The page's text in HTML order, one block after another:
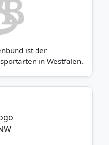
ist der
in Westfalen.